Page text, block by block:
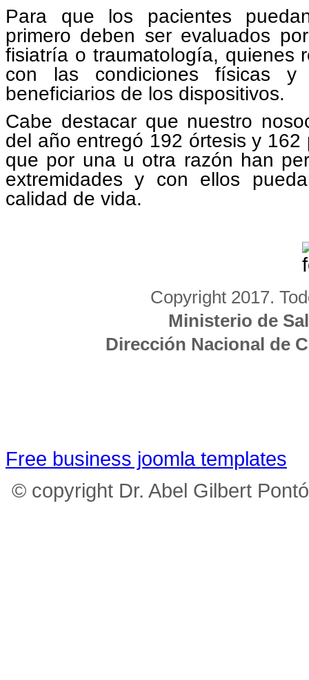
Para que los pacientes
primero deben ser evaluados
fisiatría o traumatología, quienes
con las condiciones físicas y
beneficiarios de los dispositivos.
Cabe destacar que nuestro
del año entregó 192 órtesis y 162
que por una u otra razón han
extremidades y con ellos
calidad de vida.
Copyright 2017.
Ministerio de
Dirección Nacional de
Free business joomla templates
© copyright Dr. Abel Gilbert